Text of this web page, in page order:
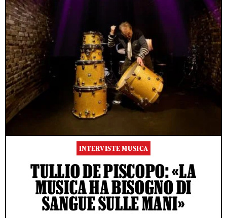
INTERVISTE MUSICA
TULLIO DE PISCOPO: «LA
MUSICA HA BISOGNO DI
SANGUE SULLE MANI»